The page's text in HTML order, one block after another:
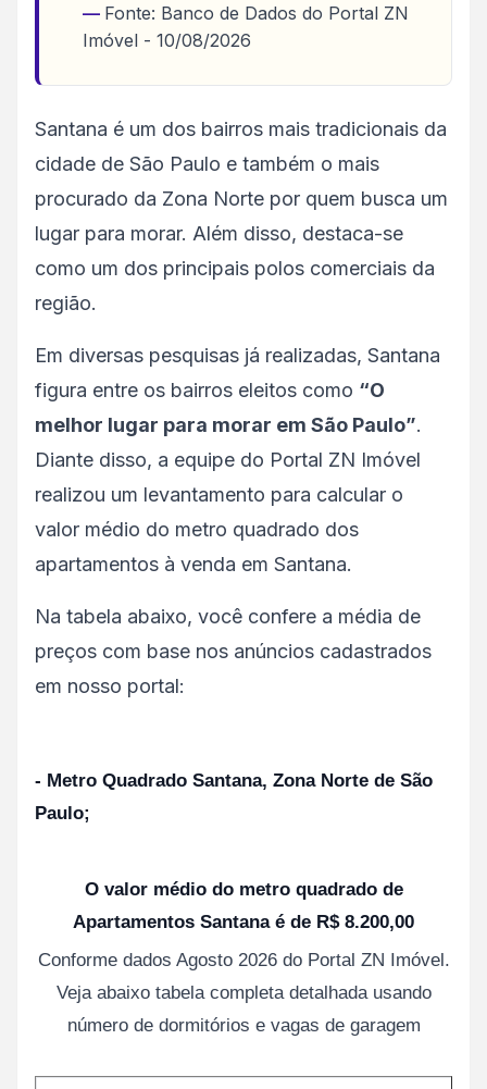
Fonte: Banco de Dados do Portal ZN
Imóvel - 10/08/2026
Santana é um dos bairros mais tradicionais da
cidade de São Paulo e também o mais
procurado da Zona Norte por quem busca um
lugar para morar. Além disso, destaca-se
como um dos principais polos comerciais da
região.
Em diversas pesquisas já realizadas, Santana
figura entre os bairros eleitos como “O
melhor lugar para morar em São Paulo”.
Diante disso, a equipe do Portal ZN Imóvel
realizou um levantamento para calcular o
valor médio do metro quadrado dos
apartamentos à venda em Santana.
Na tabela abaixo, você confere a média de
preços com base nos anúncios cadastrados
em nosso portal:
- Metro Quadrado Santana, Zona Norte de São
Paulo;
O valor médio do metro quadrado de
Apartamentos Santana é de R$ 8.200,00
Conforme dados Agosto 2026 do Portal ZN Imóvel.
Veja abaixo tabela completa detalhada usando
número de dormitórios e vagas de garagem